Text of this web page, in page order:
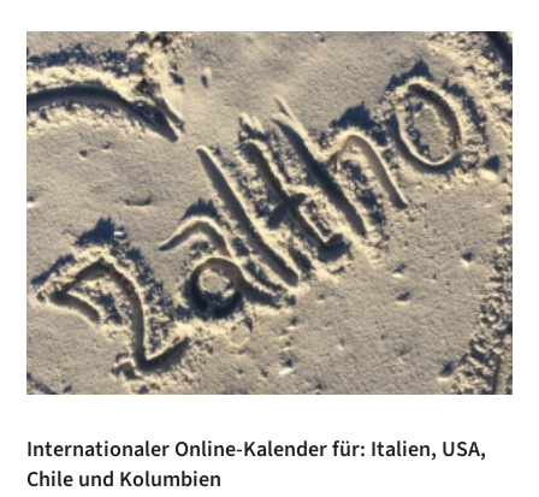
Internationaler Online-Kalender für: Italien, USA,
Chile und Kolumbien